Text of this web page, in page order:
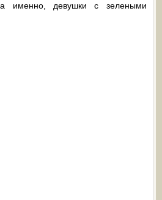
именно, девушки с зелеными